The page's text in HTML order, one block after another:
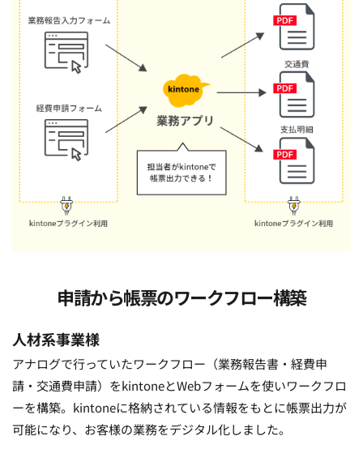
申請から帳票のワークフロー構築
人材系事業様
アナログで行っていたワークフロー（業務報告書・経費申
請・交通費申請）をkintoneとWebフォームを使いワークフロ
ーを構築。kintoneに格納されている情報をもとに帳票出力が
可能になり、お客様の業務をデジタル化しました。